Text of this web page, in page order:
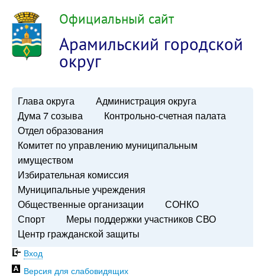
Официальный сайт
Арамильский городской
округ
Глава округа
Администрация округа
Дума 7 созыва
Контрольно-счетная палата
Отдел образования
Комитет по управлению муниципальным
имуществом
Избирательная комиссия
Муниципальные учреждения
Общественные организации
СОНКО
Спорт
Меры поддержки участников СВО
Центр гражданской защиты
Вход
Версия для слабовидящих